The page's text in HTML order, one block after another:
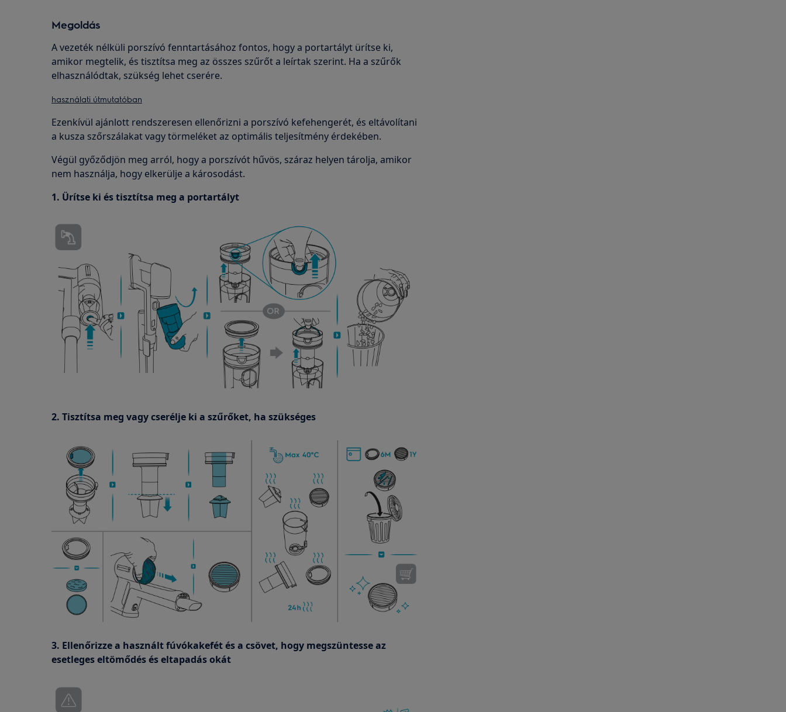
Megoldás
A vezeték nélküli porszívó fenntartásához fontos, hogy a portartályt ürítse ki,
amikor megtelik, és tisztítsa meg az összes szűrőt a leírtak szerint. Ha a szűrők
elhasználódtak, szükség lehet cserére.
használati útmutatóban
Ezenkívül ajánlott rendszeresen ellenőrizni a porszívó kefehengerét, és eltávolítani
a kusza szőrszálakat vagy törmeléket az optimális teljesítmény érdekében.
Végül győződjön meg arról, hogy a porszívót hűvös, száraz helyen tárolja, amikor
nem használja, hogy elkerülje a károsodást.
1. Ürítse ki és tisztítsa meg a portartályt
2. Tisztítsa meg vagy cserélje ki a szűrőket, ha szükséges
3. Ellenőrizze a használt fúvókakefét és a csövet, hogy megszüntesse az
esetleges eltömődés és eltapadás okát